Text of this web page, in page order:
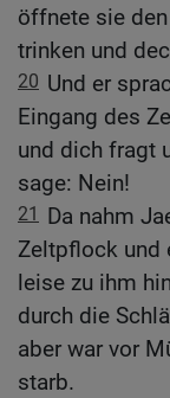
öffnete sie
trinken und
20 Und er
Eingang des
und dich fragt
sage: Nein!
21
Da nahm
Zeltpflock und
leise zu ihm
durch die
aber war vor
starb.